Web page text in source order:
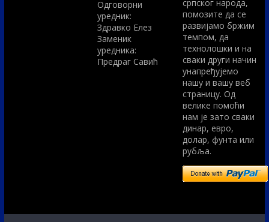
Одговорни
уредник:
Здравко Елез
Заменик
уредника:
Предраг Савић
српског народа,
помозите да се
развијамо бржим
темпом, да
технолошки и на
сваки други начин
унапређујемо
нашу и вашу веб
страницу. Од
велике помоћи
нам је зато сваки
динар, евро,
долар, фунта или
рубља.